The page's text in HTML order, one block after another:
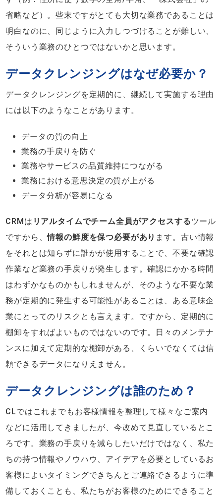
省略など）。些末ですがとても大切な業務であることは
明白なのに、同じように入力しつづけることが難しい、
そういう業務のひとつではないかと思います。
データクレンジングはなぜ必要か？
データクレンジングを定期的に、継続して実施する理由
には以下のようなことがあります。
データの質の向上
業務の手戻りを防ぐ
業務やサービスの品質維持につながる
業務における意思決定の質が上がる
データ分析が容易になる
CRMは リアルタイムでチーム全員がアクセスするツール
ですから、情報の鮮度を保つ必要があり ます。古い情報
をそれとは知らずに誰かが使用することで、不要な確認
作業など業務の手戻りが発生します。確認にかかる時間
はわずかなものかもしれませんが、そのような不要な業
務が定期的に発生する可能性があることは、ある意味企
業にとってのリスクとも言えます。ですから、定期的に
棚卸をすればよいものではないのです。日々のメンテナ
ンスに加えて定期的な棚卸がある、くらいでなくては信
頼できるデータになりえません。
データクレンジングは誰のため？
CLではこれまでもお客様情報を整理して様々なご案内
などに活用してきましたが、今改めて見直しているとこ
ろです。業務の手戻りを減らしたいだけではなく、私た
ちの持つ情報やノウハウ、アイデアを必要としているお
客様によいタイミングできちんとご連絡できるように準
備しておくことも、私たちがお客様のためにできること